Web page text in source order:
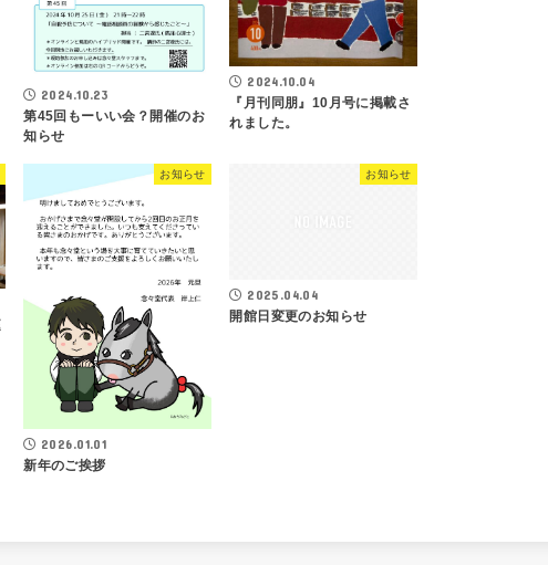
2024.10.23
第45回もーいい会？開催のお
知らせ
2024.10.04
『月刊同朋』10月号に掲載さ
れました。
お知らせ
2026.01.01
新年のご挨拶
お知らせ
2025.04.04
開館日変更のお知らせ